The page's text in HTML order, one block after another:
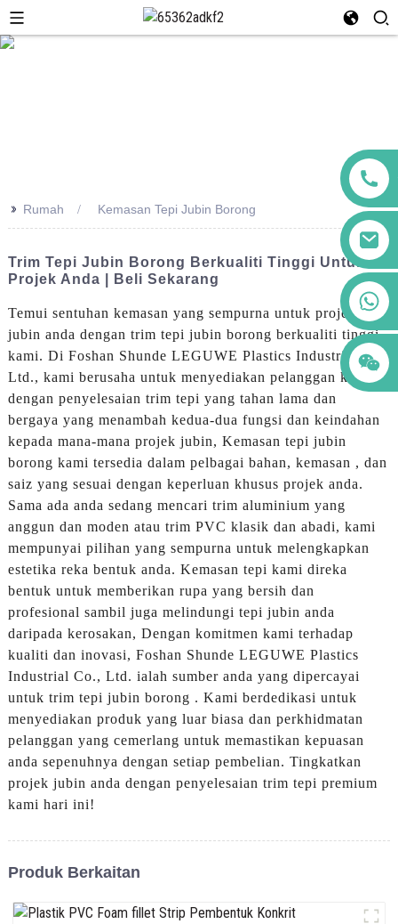
>> Rumah Kemasan Tepi Jubin Borong
Trim Tepi Jubin Borong Berkualiti Tinggi Untuk
Projek Anda | Beli Sekarang
Temui sentuhan kemasan yang sempurna untuk projek
jubin anda dengan trim tepi jubin borong berkualiti tinggi
kami. Di Foshan Shunde LEGUWE Plastics Industrial Co.,
Ltd., kami berusaha untuk menyediakan pelanggan kami
dengan penyelesaian trim tepi yang tahan lama dan
bergaya yang menambah kedua-dua fungsi dan keindahan
kepada mana-mana projek jubin, Kemasan tepi jubin
borong kami tersedia dalam pelbagai bahan, kemasan , dan
saiz yang sesuai dengan keperluan khusus projek anda.
Sama ada anda sedang mencari trim aluminium yang
anggun dan moden atau trim PVC klasik dan abadi, kami
mempunyai pilihan yang sempurna untuk melengkapkan
estetika reka bentuk anda. Kemasan tepi kami direka
bentuk untuk memberikan rupa yang bersih dan
profesional sambil juga melindungi tepi jubin anda
daripada kerosakan, Dengan komitmen kami terhadap
kualiti dan inovasi, Foshan Shunde LEGUWE Plastics
Industrial Co., Ltd. ialah sumber anda yang dipercayai
untuk trim tepi jubin borong . Kami berdedikasi untuk
menyediakan produk yang luar biasa dan perkhidmatan
pelanggan yang cemerlang untuk memastikan kepuasan
anda sepenuhnya dengan setiap pembelian. Tingkatkan
projek jubin anda dengan penyelesaian trim tepi premium
kami hari ini!
Produk Berkaitan